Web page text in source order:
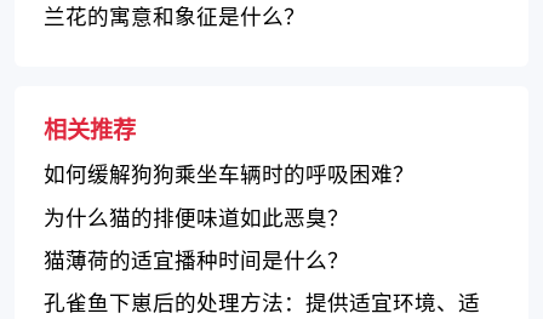
兰花的寓意和象征是什么？
相关推荐
如何缓解狗狗乘坐车辆时的呼吸困难？
为什么猫的排便味道如此恶臭？
猫薄荷的适宜播种时间是什么？
孔雀鱼下崽后的处理方法：提供适宜环境、适